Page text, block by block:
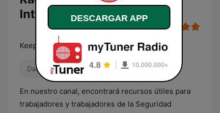
Interior en vivo
Keep on Dancing
Dance / EDM Músicas del mundo
En nuestro canal, encontrará recursos útiles para
trabajadores y trabajadores de la Seguridad
DESCARGAR APP